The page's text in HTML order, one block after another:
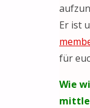
Er ist
für
Wie